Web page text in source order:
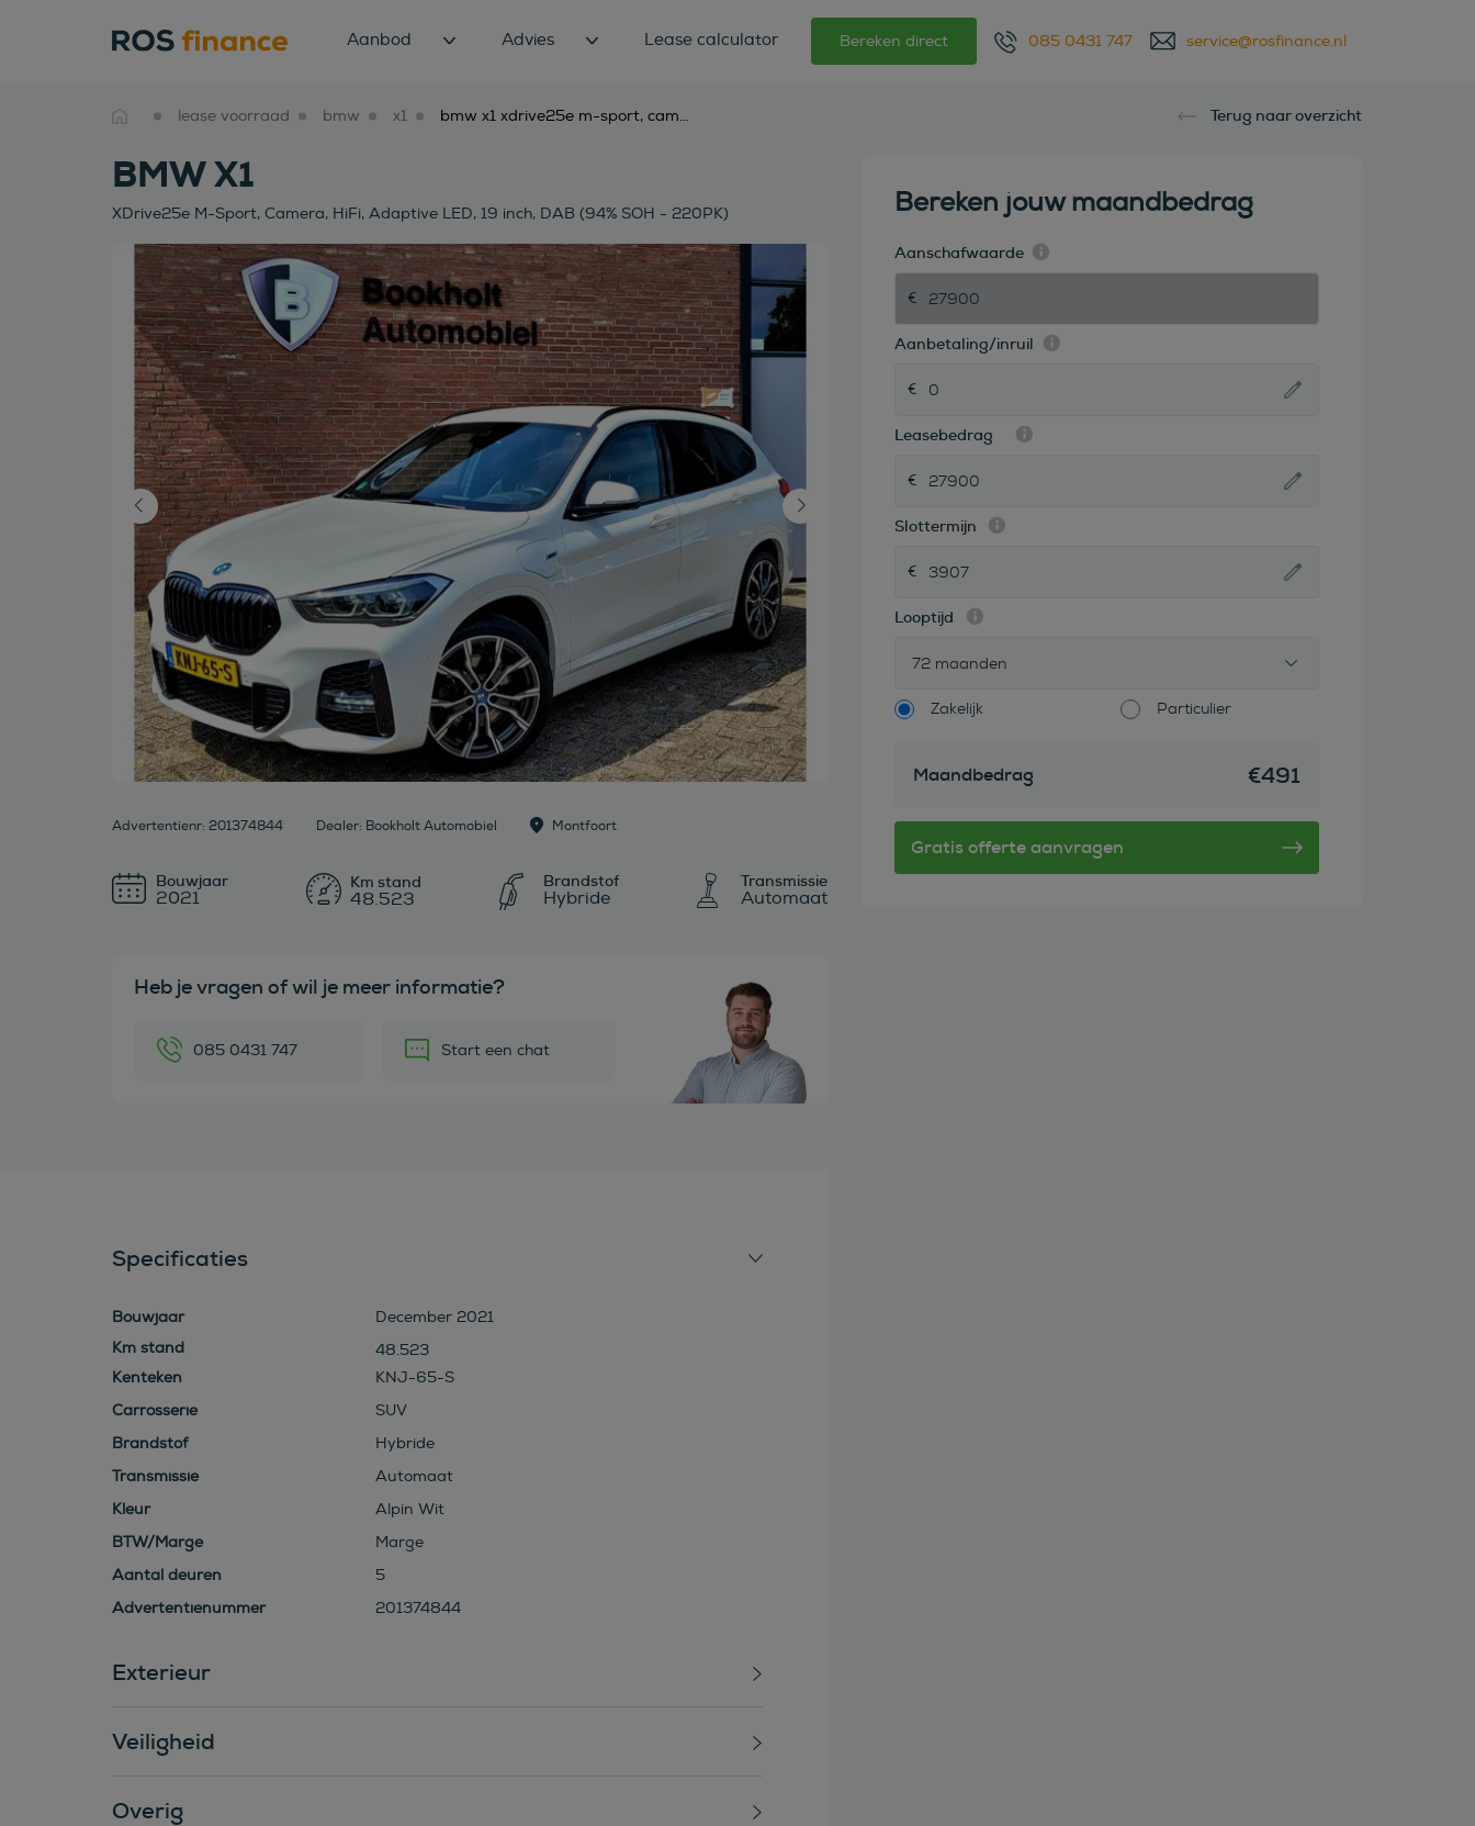
Aanbod Advies Lease calculator Bereken direct 085 0431 747 service@rosfinance.nl
lease voorraad bmw x1 bmw x1 xdrive25e m-sport, camera, hifi, adaptive led, 19 inch, dab (94% soh - 220pk) Terug naar overzicht
BMW X1
XDrive25e M-Sport, Camera, HiFi, Adaptive LED, 19 inch, DAB (94% SOH - 220PK)
Advertentienr: 201374844 Dealer: Bookholt Automobiel Montfoort
Bouwjaar
2021 48.523
Brandstof
Hybride
Transmissie
Automaat
Heb je vragen of wil je meer informatie?
085 0431 747 Start een chat
Specificaties
Bouwjaar
December 2021
48.523
Kenteken
KNJ-65-S
Carrosserie
SUV
Brandstof
Hybride
Transmissie
Automaat
Kleur
Alpin Wit
BTW/Marge
Marge
Aantal deuren
5
Advertentienummer
201374844
Exterieur
Veiligheid
Overig
Bereken jouw maandbedrag
Aanschafwaarde
Aanbetaling/inruil
Leasebedrag
Slottermijn
Looptijd
72 maanden
Zakelijk Particulier
Maandbedrag €491